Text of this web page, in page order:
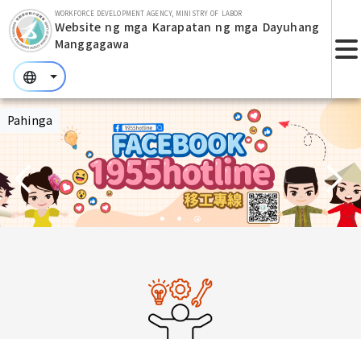
Lumaktaw sa bloke ng pangunahing nilalaman
WORKFORCE DEVELOPMENT AGENCY, MINISTRY OF LABOR
Website ng mga Karapatan ng mga Dayuhang
Manggagawa
:::
:::
Pahinga